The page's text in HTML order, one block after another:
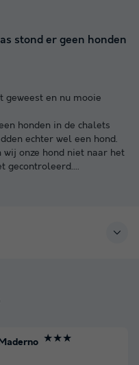
stond er geen honden
en nu mooie
honden in de chalets
echter wel een hond.
wij onze hond niet naar het
gecontroleerd....
★★★